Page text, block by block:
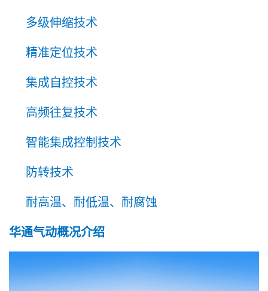
多级伸缩技术
精准定位技术
集成自控技术
高频往复技术
智能集成控制技术
防转技术
耐高温、耐低温、耐腐蚀
华通气动概况介绍